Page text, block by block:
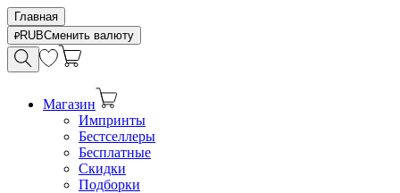
Главная
RUBСменить валюту
Магазин
Импринты
Бестселлеры
Бесплатные
Скидки
Подборки